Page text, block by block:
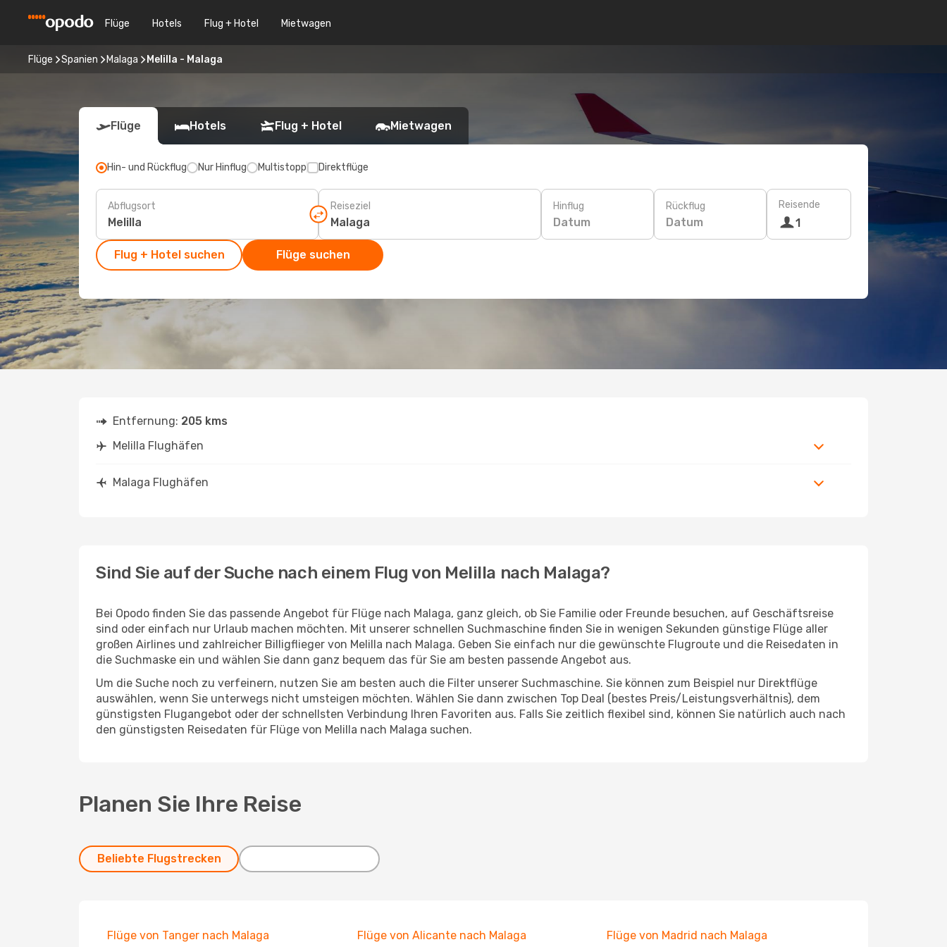
Flüge Hotels Flug + Hotel Mietwagen
Flüge Spanien Malaga Melilla - Malaga
Flüge Hotels Flug + Hotel Mietwagen
Hin- und Rückflug Nur Hinflug Multistopp Direktflüge
Abflugsort Reiseziel Hinflug
Datum
Rückflug
Datum
Reisende
1
Flug + Hotel suchen Flüge suchen
Entfernung: 205 kms
Melilla Flughäfen
Malaga Flughäfen
Sind Sie auf der Suche nach einem Flug von Melilla nach Malaga?
Bei Opodo finden Sie das passende Angebot für Flüge nach Malaga, ganz gleich, ob Sie Familie oder Freunde besuchen, auf Geschäftsreise
sind oder einfach nur Urlaub machen möchten. Mit unserer schnellen Suchmaschine finden Sie in wenigen Sekunden günstige Flüge aller
großen Airlines und zahlreicher Billigflieger von Melilla nach Malaga. Geben Sie einfach nur die gewünschte Flugroute und die Reisedaten in
die Suchmaske ein und wählen Sie dann ganz bequem das für Sie am besten passende Angebot aus.
Um die Suche noch zu verfeinern, nutzen Sie am besten auch die Filter unserer Suchmaschine. Sie können zum Beispiel nur Direktflüge
auswählen, wenn Sie unterwegs nicht umsteigen möchten. Wählen Sie dann zwischen Top Deal (bestes Preis/Leistungsverhältnis), dem
günstigsten Flugangebot oder der schnellsten Verbindung Ihren Favoriten aus. Falls Sie zeitlich flexibel sind, können Sie natürlich auch nach
den günstigsten Reisedaten für Flüge von Melilla nach Malaga suchen.
Planen Sie Ihre Reise
Beliebte Flugstrecken
Flüge von Tanger nach Malaga Flüge von Alicante nach Malaga Flüge von Madrid nach Malaga